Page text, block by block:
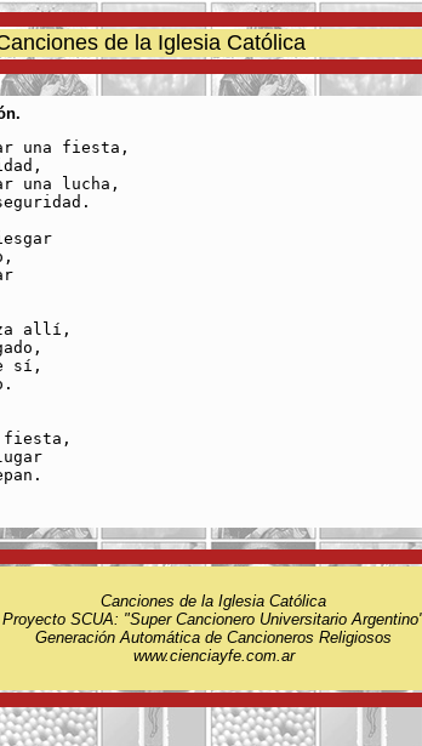
de la Iglesia Católica
una fiesta,
una lucha,
allí,
sí,
fiesta,
Canciones de la Iglesia Católica
Proyecto SCUA: "Super Cancionero Universitario
Generación Automática de Cancioneros Religiosos
www.cienciayfe.com.ar